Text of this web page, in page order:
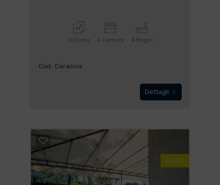
200 mq 4 Camere 4 Bagni
Cod. Caranna
Dettagli
LUSSO